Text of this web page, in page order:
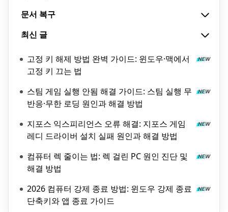
문서 복구
최신 글
고정 키 해제 방법 완벽 가이드: 윈도우·맥에서
고정 키 끄는 법
스팀 게임 실행 안됨 해결 가이드: 스팀 실행 무
반응·무한 로딩 원인과 해결 방법
지포스 익스피리언스 오류 해결: 지포스 게임
레디 드라이버 설치 실패 원인과 해결 방법
컴퓨터 렉 줄이는 법: 렉 걸린 PC 원인 진단 및
해결 방법
2026 컴퓨터 강제 종료 방법: 윈도우 강제 종료
단축키와 앱 종료 가이드